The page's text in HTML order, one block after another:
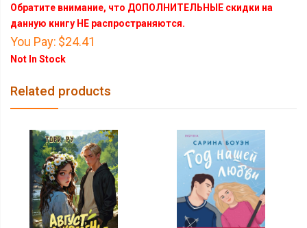
Обратите внимание, что ДОПОЛНИТЕЛЬНЫЕ скидки на
данную книгу НЕ распространяются.
You Pay: $24.41
Not In Stock
Related products